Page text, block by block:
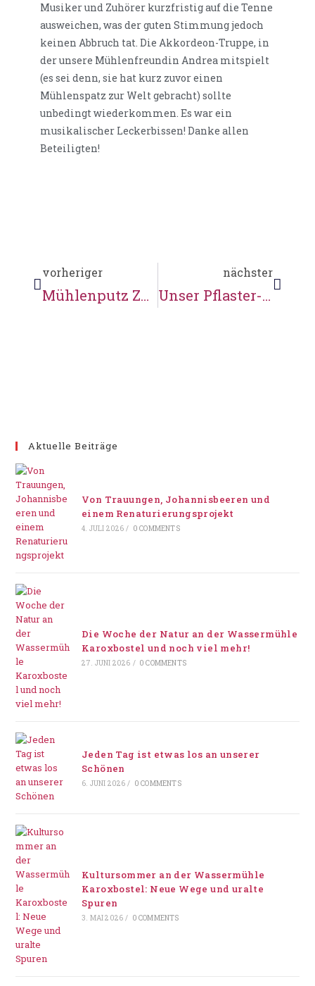
Musiker und Zuhörer kurzfristig auf die Tenne
ausweichen, was der guten Stimmung jedoch
keinen Abbruch tat. Die Akkordeon-Truppe, in
der unsere Mühlenfreundin Andrea mitspielt
(es sei denn, sie hat kurz zuvor einen
Mühlenspatz zur Welt gebracht) sollte
unbedingt wiederkommen. Es war ein
musikalischer Leckerbissen! Danke allen
Beteiligten!
vorheriger
Mühlenputz Zwischenprüfung Konzert
nächster
Unser Pflaster-Held
Aktuelle Beiträge
Von Trauungen, Johannisbeeren und
einem Renaturierungsprojekt
4. JULI 2026 / 0 COMMENTS
Die Woche der Natur an der Wassermühle
Karoxbostel und noch viel mehr!
27. JUNI 2026 / 0 COMMENTS
Jeden Tag ist etwas los an unserer
Schönen
6. JUNI 2026 / 0 COMMENTS
Kultursommer an der Wassermühle
Karoxbostel: Neue Wege und uralte
Spuren
3. MAI 2026 / 0 COMMENTS